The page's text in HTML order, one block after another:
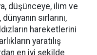
düşünceye, ilim ve
sırlarını,
hareketlerini
yaratılış
en iyi şekilde